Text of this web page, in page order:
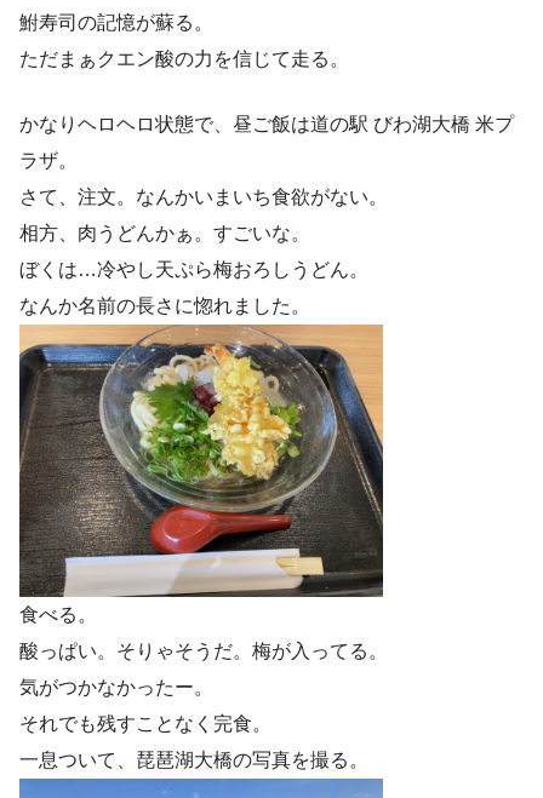
鮒寿司の記憶が蘇る。
ただまぁクエン酸の力を信じて走る。
かなりヘロヘロ状態で、昼ご飯は道の駅 びわ湖大橋 米プ
ラザ。
さて、注文。なんかいまいち食欲がない。
相方、肉うどんかぁ。すごいな。
ぼくは…冷やし天ぷら梅おろしうどん。
なんか名前の長さに惚れました。
食べる。
酸っぱい。そりゃそうだ。梅が入ってる。
気がつかなかったー。
それでも残すことなく完食。
一息ついて、琵琶湖大橋の写真を撮る。